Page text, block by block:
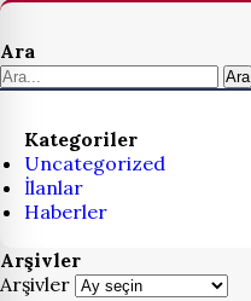
Ara
Ara
Kategoriler
Uncategorized
İlanlar
Haberler
Arşivler
Arşivler